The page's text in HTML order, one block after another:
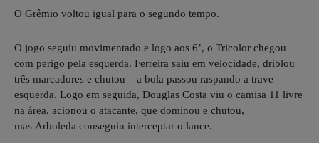
O Grêmio voltou igual para o segundo tempo.
O jogo seguiu movimentado e logo aos 6’, o Tricolor chegou
com perigo pela esquerda. Ferreira saiu em velocidade, driblou
três marcadores e chutou – a bola passou raspando a trave
esquerda. Logo em seguida, Douglas Costa viu o camisa 11 livre
na área, acionou o atacante, que dominou e chutou,
mas Arboleda conseguiu interceptar o lance.